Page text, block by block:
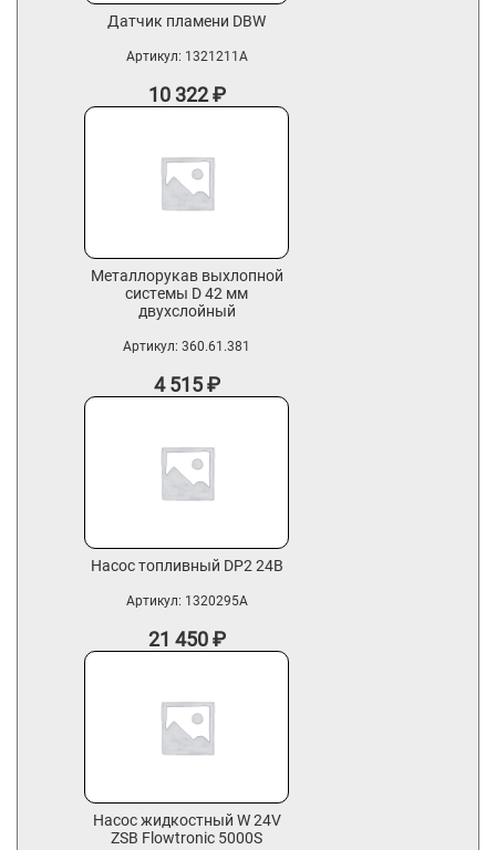
Датчик пламени DBW
Артикул: 1321211A
10 322₽
Металлорукав выхлопной
системы D 42 мм
двухслойный
Артикул: 360.61.381
4 515₽
Насос топливный DP2 24В
Артикул: 1320295A
21 450₽
Насос жидкостный W 24V
ZSB Flowtronic 5000S